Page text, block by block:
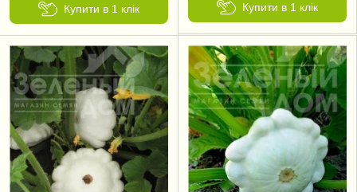
Купити в 1 клік Купити в 1 клік